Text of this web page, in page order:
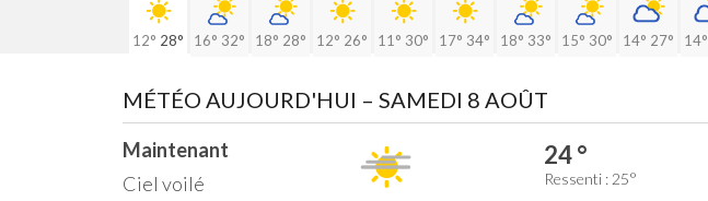
12° 28° 16° 32° 18° 28° 12° 26° 11° 30° 17° 34° 18° 33° 15° 30° 14° 27° 14°
MÉTÉO AUJOURD'HUI – SAMEDI 8 AOÛT
Maintenant
Ciel voilé
24 °
Ressenti : 25°